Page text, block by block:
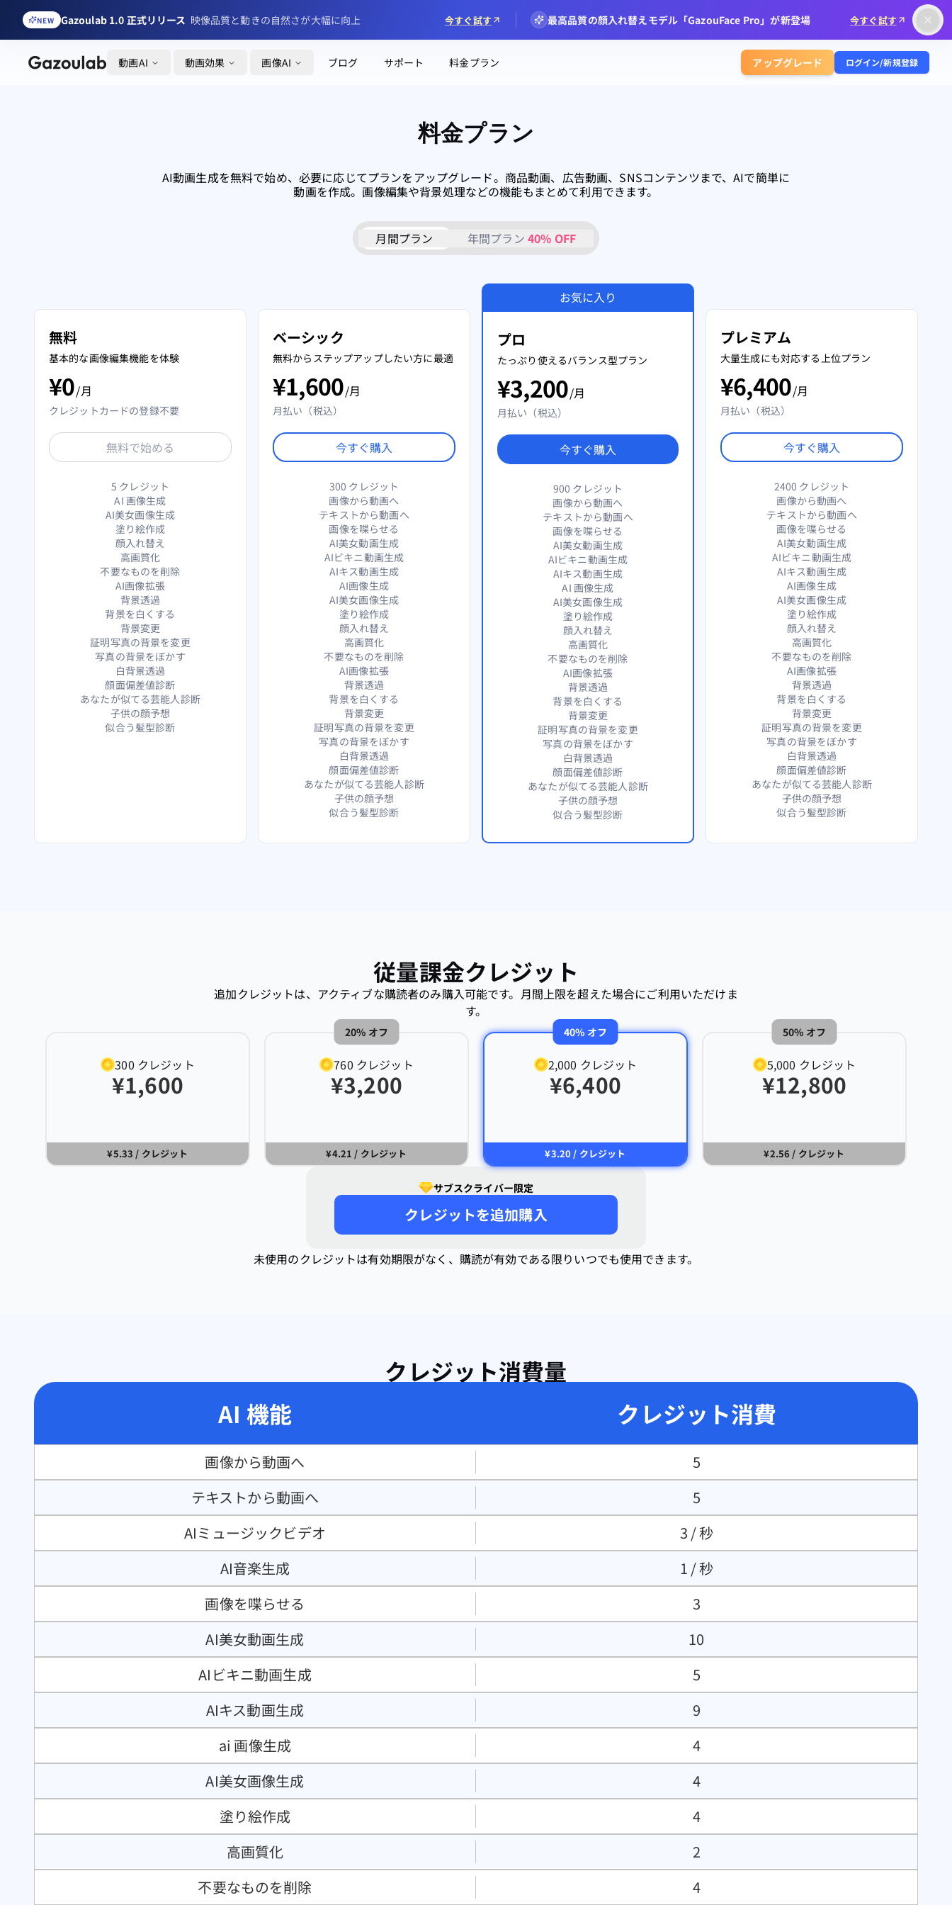
NEW Gazoulab 1.0 正式リリース 映像品質と動きの自然さが大幅に向上 今すぐ試す 最高品質の顔入れ替えモデル「GazouFace Pro」が新登場 今すぐ試す
動画AI 動画効果 画像AI ブログ サポート 料金プラン アップグレード ログイン/新規登録
料金プラン
AI動画生成を無料で始め、必要に応じてプランをアップグレード。商品動画、広告動画、SNSコンテンツまで、AIで簡単に
動画を作成。画像編集や背景処理などの機能もまとめて利用できます。
月間プラン 年間プラン 40% OFF
無料
基本的な画像編集機能を体験
¥0/月
クレジットカードの登録不要
無料で始める
5 クレジット
AI 画像生成
AI美女画像生成
塗り絵作成
顔入れ替え
高画質化
不要なものを削除
AI画像拡張
背景透過
背景を白くする
背景変更
証明写真の背景を変更
写真の背景をぼかす
白背景透過
顔面偏差値診断
あなたが似てる芸能人診断
子供の顔予想
似合う髪型診断
ベーシック
無料からステップアップしたい方に最適
¥1,600/月
月払い（税込）
今すぐ購入
300 クレジット
画像から動画へ
テキストから動画へ
画像を喋らせる
AI美女動画生成
AIビキニ動画生成
AIキス動画生成
AI画像生成
AI美女画像生成
塗り絵作成
顔入れ替え
高画質化
不要なものを削除
AI画像拡張
背景透過
背景を白くする
背景変更
証明写真の背景を変更
写真の背景をぼかす
白背景透過
顔面偏差値診断
あなたが似てる芸能人診断
子供の顔予想
似合う髪型診断
お気に入り
プロ
たっぷり使えるバランス型プラン
¥3,200/月
月払い（税込）
今すぐ購入
900 クレジット
画像から動画へ
テキストから動画へ
画像を喋らせる
AI美女動画生成
AIビキニ動画生成
AIキス動画生成
AI 画像生成
AI美女画像生成
塗り絵作成
顔入れ替え
高画質化
不要なものを削除
AI画像拡張
背景透過
背景を白くする
背景変更
証明写真の背景を変更
写真の背景をぼかす
白背景透過
顔面偏差値診断
あなたが似てる芸能人診断
子供の顔予想
似合う髪型診断
プレミアム
大量生成にも対応する上位プラン
¥6,400/月
月払い（税込）
今すぐ購入
2400 クレジット
画像から動画へ
テキストから動画へ
画像を喋らせる
AI美女動画生成
AIビキニ動画生成
AIキス動画生成
AI画像生成
AI美女画像生成
塗り絵作成
顔入れ替え
高画質化
不要なものを削除
AI画像拡張
背景透過
背景を白くする
背景変更
証明写真の背景を変更
写真の背景をぼかす
白背景透過
顔面偏差値診断
あなたが似てる芸能人診断
子供の顔予想
似合う髪型診断
従量課金クレジット
追加クレジットは、アクティブな購読者のみ購入可能です。月間上限を超えた場合にご利用いただけま
す。
300 クレジット
¥1,600
¥5.33 / クレジット
20% オフ
760 クレジット
¥3,200
¥4.21 / クレジット
40% オフ
2,000 クレジット
¥6,400
¥3.20 / クレジット
50% オフ
5,000 クレジット
¥12,800
¥2.56 / クレジット
サブスクライバー限定
クレジットを追加購入
未使用のクレジットは有効期限がなく、購読が有効である限りいつでも使用できます。
クレジット消費量
AI 機能
クレジット消費
画像から動画へ
5
テキストから動画へ
5
AIミュージックビデオ
3 / 秒
AI音楽生成
1 / 秒
画像を喋らせる
3
AI美女動画生成
10
AIビキニ動画生成
5
AIキス動画生成
9
ai 画像生成
4
AI美女画像生成
4
塗り絵作成
4
高画質化
2
不要なものを削除
4